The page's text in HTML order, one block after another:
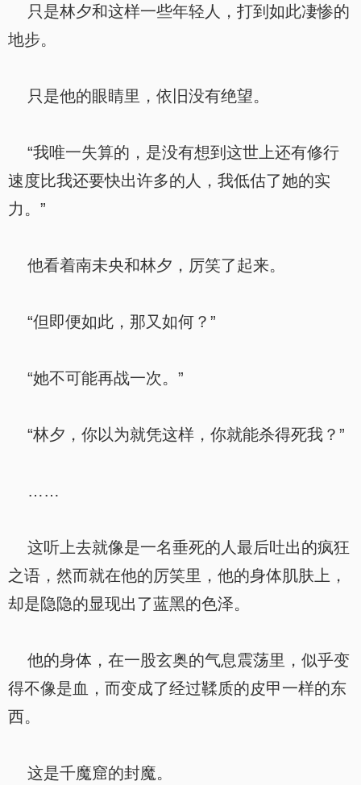
只是林夕和这样一些年轻人，打到如此凄惨的
地步。
只是他的眼睛里，依旧没有绝望。
“我唯一失算的，是没有想到这世上还有修行
速度比我还要快出许多的人，我低估了她的实
力。”
他看着南未央和林夕，厉笑了起来。
“但即便如此，那又如何？”
“她不可能再战一次。”
“林夕，你以为就凭这样，你就能杀得死我？”
……
这听上去就像是一名垂死的人最后吐出的疯狂
之语，然而就在他的厉笑里，他的身体肌肤上，
却是隐隐的显现出了蓝黑的色泽。
他的身体，在一股玄奥的气息震荡里，似乎变
得不像是血，而变成了经过鞣质的皮甲一样的东
西。
这是千魔窟的封魔。